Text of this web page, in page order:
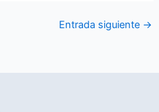
Entrada siguiente →